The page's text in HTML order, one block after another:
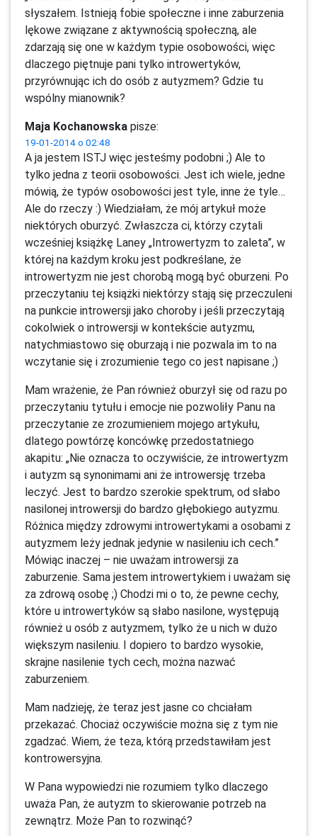
słyszałem. Istnieją fobie społeczne i inne zaburzenia
lękowe związane z aktywnością społeczną, ale
zdarzają się one w każdym typie osobowości, więc
dlaczego piętnuje pani tylko introwertyków,
przyrównując ich do osób z autyzmem? Gdzie tu
wspólny mianownik?
Maja Kochanowska pisze:
19-01-2014 o 02:48
A ja jestem ISTJ więc jesteśmy podobni ;) Ale to
tylko jedna z teorii osobowości. Jest ich wiele, jedne
mówią, że typów osobowości jest tyle, inne że tyle…
Ale do rzeczy :) Wiedziałam, że mój artykuł może
niektórych oburzyć. Zwłaszcza ci, którzy czytali
wcześniej książkę Laney „Introwertyzm to zaleta”, w
której na każdym kroku jest podkreślane, że
introwertyzm nie jest chorobą mogą być oburzeni. Po
przeczytaniu tej książki niektórzy stają się przeczuleni
na punkcie introwersji jako choroby i jeśli przeczytają
cokolwiek o introwersji w kontekście autyzmu,
natychmiastowo się oburzają i nie pozwala im to na
wczytanie się i zrozumienie tego co jest napisane ;)
Mam wrażenie, że Pan również oburzył się od razu po
przeczytaniu tytułu i emocje nie pozwoliły Panu na
przeczytanie ze zrozumieniem mojego artykułu,
dlatego powtórzę koncówkę przedostatniego
akapitu: „Nie oznacza to oczywiście, że introwertyzm
i autyzm są synonimami ani że introwersję trzeba
leczyć. Jest to bardzo szerokie spektrum, od słabo
nasilonej introwersji do bardzo głębokiego autyzmu.
Różnica między zdrowymi introwertykami a osobami z
autyzmem leży jednak jedynie w nasileniu ich cech.”
Mówiąc inaczej – nie uważam introwersji za
zaburzenie. Sama jestem introwertykiem i uważam się
za zdrową osobę ;) Chodzi mi o to, że pewne cechy,
które u introwertyków są słabo nasilone, występują
również u osób z autyzmem, tylko że u nich w dużo
większym nasileniu. I dopiero to bardzo wysokie,
skrajne nasilenie tych cech, można nazwać
zaburzeniem.
Mam nadzieję, że teraz jest jasne co chciałam
przekazać. Chociaż oczywiście można się z tym nie
zgadzać. Wiem, że teza, którą przedstawiłam jest
kontrowersyjna.
W Pana wypowiedzi nie rozumiem tylko dlaczego
uważa Pan, że autyzm to skierowanie potrzeb na
zewnątrz. Może Pan to rozwinąć?